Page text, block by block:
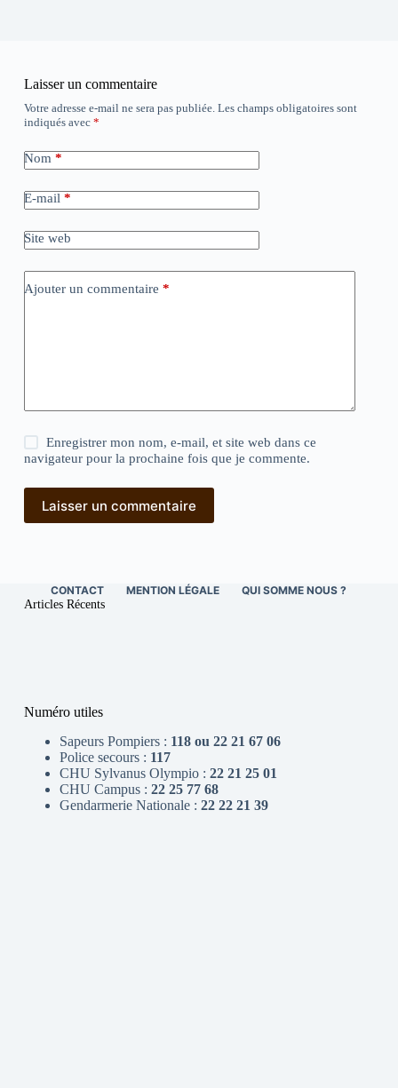
Laisser un commentaire
Votre adresse e-mail ne sera pas publiée. Les champs obligatoires sont
indiqués avec *
Nom *
E-mail *
Site web
Ajouter un commentaire *
Enregistrer mon nom, e-mail, et site web dans ce
navigateur pour la prochaine fois que je commente.
Laisser un commentaire
CONTACT MENTION LÉGALE QUI SOMME NOUS ?
Articles Récents
Numéro utiles
Sapeurs Pompiers : 118 ou 22 21 67 06
Police secours : 117
CHU Sylvanus Olympio : 22 21 25 01
CHU Campus : 22 25 77 68
Gendarmerie Nationale : 22 22 21 39